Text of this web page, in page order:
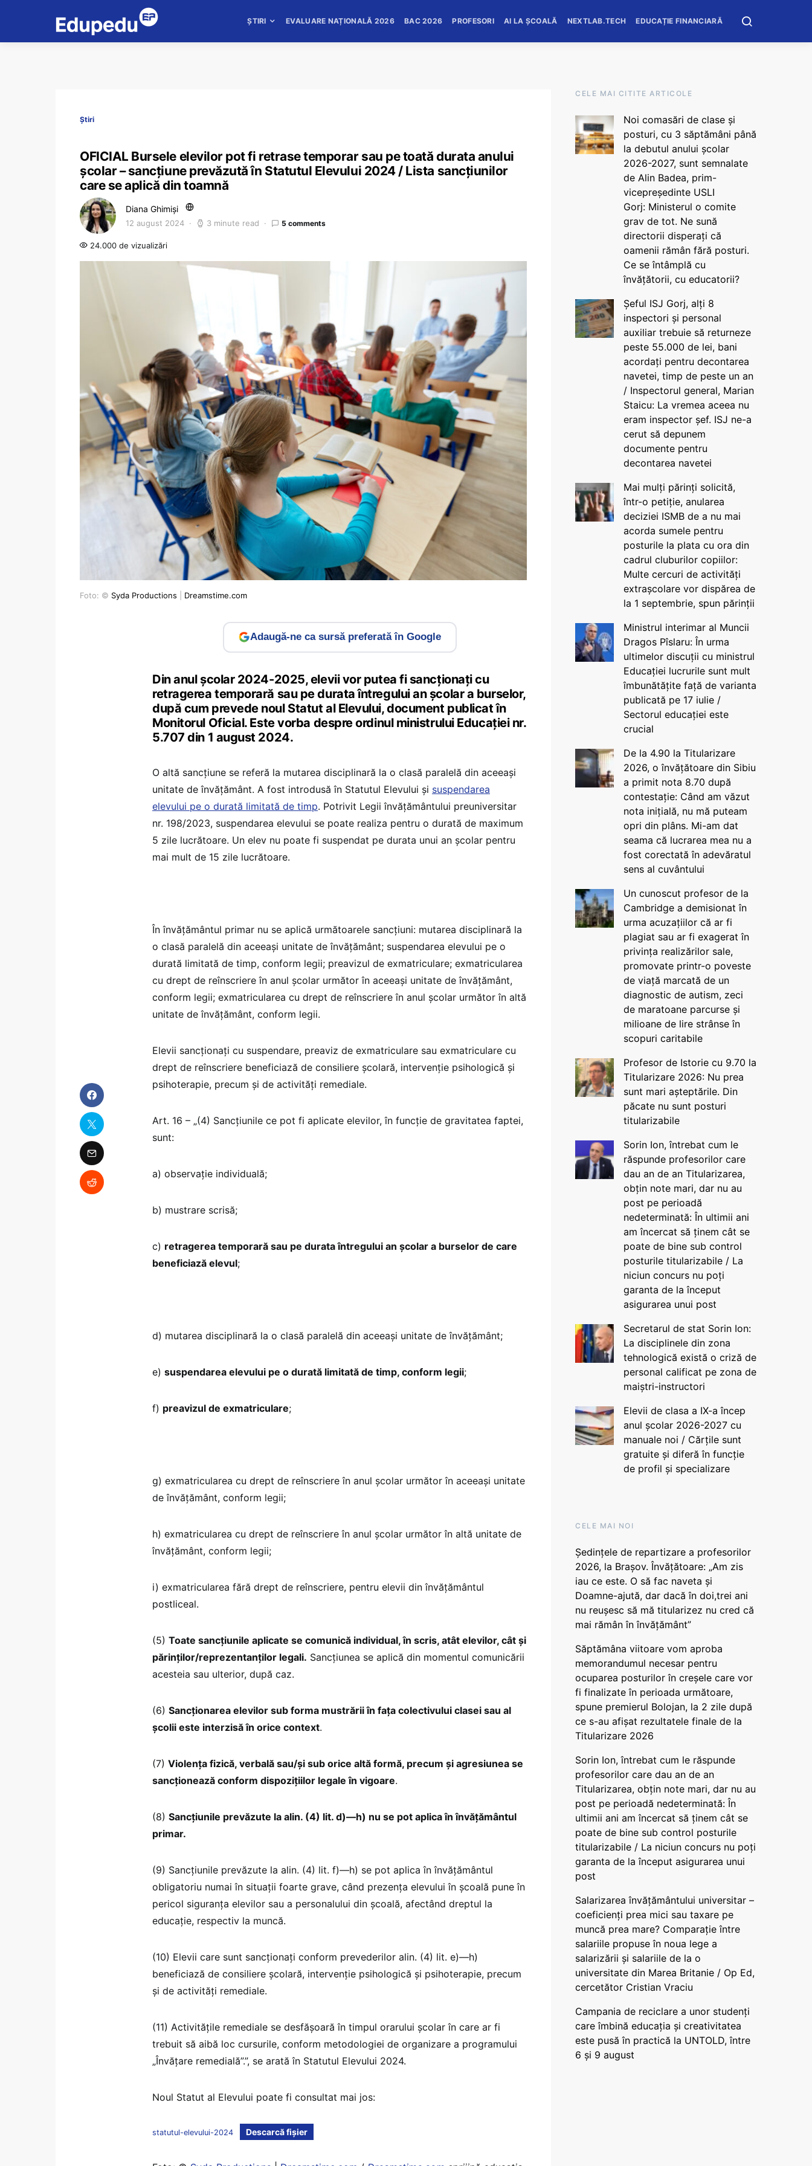
ȘTIRI EVALUARE NAȚIONALĂ 2026 BAC 2026 PROFESORI AI LA ȘCOALĂ NEXTLAB.TECH EDUCAȚIE FINANCIARĂ
Știri
OFICIAL Bursele elevilor pot fi retrase temporar sau pe toată durata anului
școlar – sancțiune prevăzută în Statutul Elevului 2024 / Lista sancțiunilor
care se aplică din toamnă
Diana Ghimiși
12 august 2024 3 minute read 5 comments
24.000 de vizualizări
Foto: © Syda Productions Dreamstime.com
Adaugă-ne ca sursă preferată în Google
Din anul școlar 2024-2025, elevii vor putea fi sancționați cu
retragerea temporară sau pe durata întregului an școlar a burselor,
după cum prevede noul Statut al Elevului, document publicat în
Monitorul Oficial. Este vorba despre ordinul ministrului Educației nr.
5.707 din 1 august 2024.
O altă sancțiune se referă la mutarea disciplinară la o clasă paralelă din aceeași
unitate de învățământ. A fost introdusă în Statutul Elevului și suspendarea
elevului pe o durată limitată de timp. Potrivit Legii învățământului preuniversitar
nr. 198/2023, suspendarea elevului se poate realiza pentru o durată de maximum
5 zile lucrătoare. Un elev nu poate fi suspendat pe durata unui an școlar pentru
mai mult de 15 zile lucrătoare.
În învățământul primar nu se aplică următoarele sancțiuni: mutarea disciplinară la
o clasă paralelă din aceeași unitate de învățământ; suspendarea elevului pe o
durată limitată de timp, conform legii; preavizul de exmatriculare; exmatricularea
cu drept de reînscriere în anul școlar următor în aceeași unitate de învățământ,
conform legii; exmatricularea cu drept de reînscriere în anul școlar următor în altă
unitate de învățământ, conform legii.
Elevii sancționați cu suspendare, preaviz de exmatriculare sau exmatriculare cu
drept de reînscriere beneficiază de consiliere școlară, intervenție psihologică și
psihoterapie, precum și de activități remediale.
Art. 16 – „(4) Sancțiunile ce pot fi aplicate elevilor, în funcție de gravitatea faptei,
sunt:
a) observație individuală;
b) mustrare scrisă;
c) retragerea temporară sau pe durata întregului an școlar a burselor de care
beneficiază elevul;
d) mutarea disciplinară la o clasă paralelă din aceeași unitate de învățământ;
e) suspendarea elevului pe o durată limitată de timp, conform legii;
f) preavizul de exmatriculare;
g) exmatricularea cu drept de reînscriere în anul școlar următor în aceeași unitate
de învățământ, conform legii;
h) exmatricularea cu drept de reînscriere în anul școlar următor în altă unitate de
învățământ, conform legii;
i) exmatricularea fără drept de reînscriere, pentru elevii din învățământul
postliceal.
(5) Toate sancțiunile aplicate se comunică individual, în scris, atât elevilor, cât și
părinților/reprezentanților legali. Sancțiunea se aplică din momentul comunicării
acesteia sau ulterior, după caz.
(6) Sancționarea elevilor sub forma mustrării în fața colectivului clasei sau al
școlii este interzisă în orice context.
(7) Violența fizică, verbală sau/și sub orice altă formă, precum și agresiunea se
sancționează conform dispozițiilor legale în vigoare.
(8) Sancțiunile prevăzute la alin. (4) lit. d)—h) nu se pot aplica în învățământul
primar.
(9) Sancțiunile prevăzute la alin. (4) lit. f)—h) se pot aplica în învățământul
obligatoriu numai în situații foarte grave, când prezența elevului în școală pune în
pericol siguranța elevilor sau a personalului din școală, afectând dreptul la
educație, respectiv la muncă.
(10) Elevii care sunt sancționați conform prevederilor alin. (4) lit. e)—h)
beneficiază de consiliere școlară, intervenție psihologică și psihoterapie, precum
și de activități remediale.
(11) Activitățile remediale se desfășoară în timpul orarului școlar în care ar fi
trebuit să aibă loc cursurile, conform metodologiei de organizare a programului
„Învățare remedială”.”, se arată în Statutul Elevului 2024.
Noul Statut al Elevului poate fi consultat mai jos:
statutul-elevului-2024 Descarcă fișier
CELE MAI CITITE ARTICOLE
Noi comasări de clase și
posturi, cu 3 săptămâni până
la debutul anului școlar
2026-2027, sunt semnalate
de Alin Badea, prim-
vicepreședinte USLI
Gorj: Ministerul o comite
grav de tot. Ne sună
directorii disperați că
oamenii rămân fără posturi.
Ce se întâmplă cu
învățătorii, cu educatorii?
Șeful ISJ Gorj, alți 8
inspectori și personal
auxiliar trebuie să returneze
peste 55.000 de lei, bani
acordați pentru decontarea
navetei, timp de peste un an
/ Inspectorul general, Marian
Staicu: La vremea aceea nu
eram inspector șef. ISJ ne-a
cerut să depunem
documente pentru
decontarea navetei
Mai mulți părinți solicită,
într-o petiție, anularea
deciziei ISMB de a nu mai
acorda sumele pentru
posturile la plata cu ora din
cadrul cluburilor copiilor:
Multe cercuri de activități
extrașcolare vor dispărea de
la 1 septembrie, spun părinții
Ministrul interimar al Muncii
Dragos Pîslaru: În urma
ultimelor discuții cu ministrul
Educației lucrurile sunt mult
îmbunătățite față de varianta
publicată pe 17 iulie /
Sectorul educației este
crucial
De la 4.90 la Titularizare
2026, o învățătoare din Sibiu
a primit nota 8.70 după
contestație: Când am văzut
nota inițială, nu mă puteam
opri din plâns. Mi-am dat
seama că lucrarea mea nu a
fost corectată în adevăratul
sens al cuvântului
Un cunoscut profesor de la
Cambridge a demisionat în
urma acuzațiilor că ar fi
plagiat sau ar fi exagerat în
privința realizărilor sale,
promovate printr-o poveste
de viață marcată de un
diagnostic de autism, zeci
de maratoane parcurse și
milioane de lire strânse în
scopuri caritabile
Profesor de Istorie cu 9.70 la
Titularizare 2026: Nu prea
sunt mari așteptările. Din
păcate nu sunt posturi
titularizabile
Sorin Ion, întrebat cum le
răspunde profesorilor care
dau an de an Titularizarea,
obțin note mari, dar nu au
post pe perioadă
nedeterminată: În ultimii ani
am încercat să ținem cât se
poate de bine sub control
posturile titularizabile / La
niciun concurs nu poți
garanta de la început
asigurarea unui post
Secretarul de stat Sorin Ion:
La disciplinele din zona
tehnologică există o criză de
personal calificat pe zona de
maiștri-instructori
Elevii de clasa a IX-a încep
anul școlar 2026-2027 cu
manuale noi / Cărțile sunt
gratuite și diferă în funcție
de profil și specializare
CELE MAI NOI
Ședințele de repartizare a profesorilor
2026, la Brașov. Învățătoare: „Am zis
iau ce este. O să fac naveta și
Doamne-ajută, dar dacă în doi,trei ani
nu reușesc să mă titularizez nu cred că
mai rămân în învățământ”
Săptămâna viitoare vom aproba
memorandumul necesar pentru
ocuparea posturilor în creșele care vor
fi finalizate în perioada următoare,
spune premierul Bolojan, la 2 zile după
ce s-au afișat rezultatele finale de la
Titularizare 2026
Sorin Ion, întrebat cum le răspunde
profesorilor care dau an de an
Titularizarea, obțin note mari, dar nu au
post pe perioadă nedeterminată: În
ultimii ani am încercat să ținem cât se
poate de bine sub control posturile
titularizabile / La niciun concurs nu poți
garanta de la început asigurarea unui
post
Salarizarea învățământului universitar –
coeficienți prea mici sau taxare pe
muncă prea mare? Comparație între
salariile propuse în noua lege a
salarizării și salariile de la o
universitate din Marea Britanie / Op Ed,
cercetător Cristian Vraciu
Campania de reciclare a unor studenți
care îmbină educația și creativitatea
este pusă în practică la UNTOLD, între
6 și 9 august